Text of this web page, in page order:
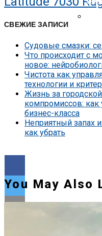
СВЕЖИЕ ЗАПИСИ
Судовые смазки:
Что происходит с
новое:
Чистота как
технологии и
Жизнь за
компромиссов: как
бизнес-класса
Неприятный запах
как убрать
You May Also